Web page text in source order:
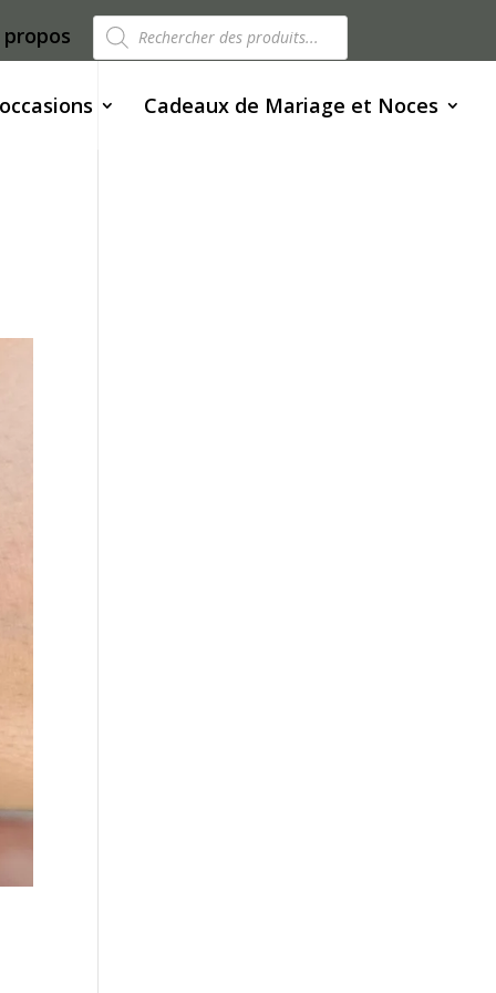
propos Recherche
de
produits
Cadeaux de Mariage et Noces